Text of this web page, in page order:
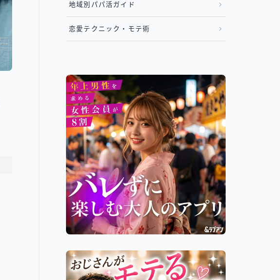
地域別パパ活ガイド
恋愛テクニック・モテ術